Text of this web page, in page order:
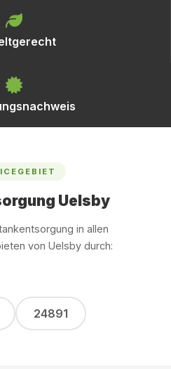
Uelsby
in allen
von Uelsby durch:
24891